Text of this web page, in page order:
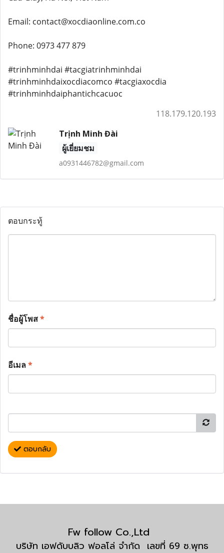
Email: contact@xocdiaonline.com.co
Phone: 0973 477 879
#trinhminhdai #tacgiatrinhminhdai
#trinhminhdaixocdiacomco #tacgiaxocdia
#trinhminhdaiphantichcacuoc
118.179.120.193
Trịnh Minh Đài
ผู้เยี่ยมชม
a0931446782@gmail.com
ตอบกระทู้
ชื่อผู้โพส*
อีเมล*
ตอบกลับ
Fw follow Co.,Ltd
บริษัท เอฟดับบลิว ฟอลโล่ จำกัด เลขที่ 69 ซ.พุทธ